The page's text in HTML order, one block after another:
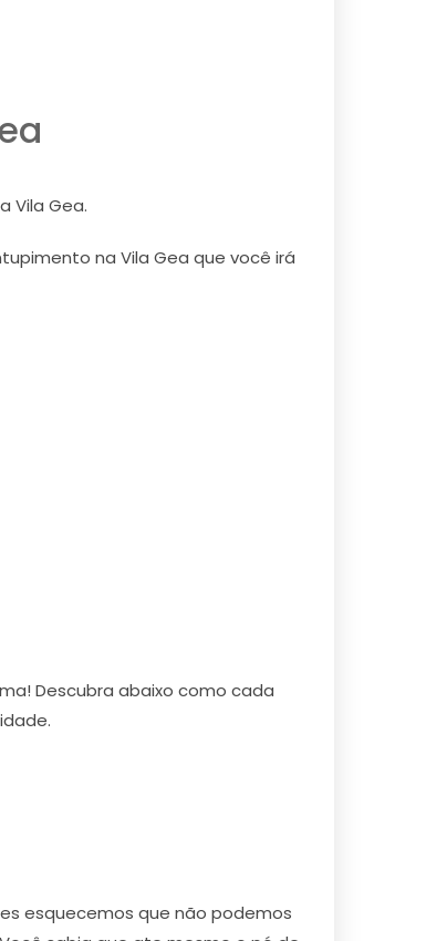
Vila Gea.
na Vila Gea que você irá
Descubra abaixo como cada
esquecemos que não podemos